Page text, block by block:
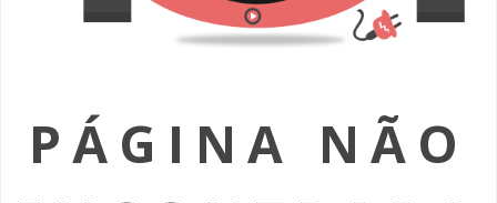
SOMOS TODOS EUROPEUS
AMADORA LIGA À RESILIÊNCIA
PÁGINA NÃO